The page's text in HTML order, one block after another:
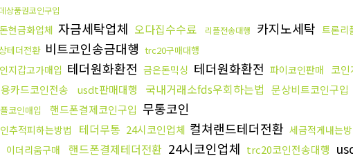
상품권코인구입
현금화업체 자금세탁업체 오다집수수료 리플전송대행 카지노세탁 트론리
테더전환 비트코인송금대행 trc20구매대행
지갑고가매입 테더원화환전 금은돈믹싱 테더원화환전 파이코인판매 코
카드코인전송 usdt판매대행 국내거래소fds우회하는법 문상비트코인구입
코인매입 핸드폰결제코인구입 무통코인
추적피하는방법 테더무통 24시코인업체 컬쳐랜드테더전환 세금적게내는
이더리움구매 핸드폰결제테더전환 24시코인업체 trc20코인전송대행